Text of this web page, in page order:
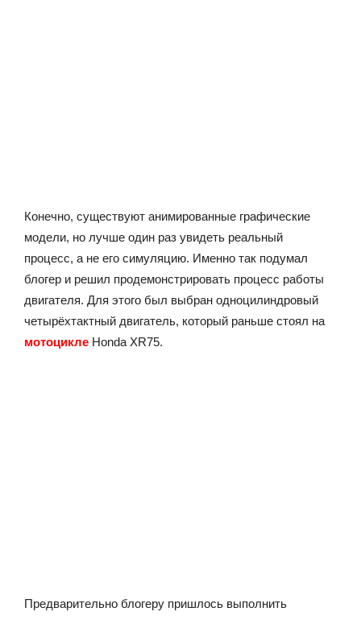
Конечно, существуют анимированные графические
модели, но лучше один раз увидеть реальный
процесс, а не его симуляцию. Именно так подумал
блогер и решил продемонстрировать процесс работы
двигателя. Для этого был выбран одноцилиндровый
четырёхтактный двигатель, который раньше стоял на
мотоцикле Honda XR75.
Предварительно блогеру пришлось выполнить